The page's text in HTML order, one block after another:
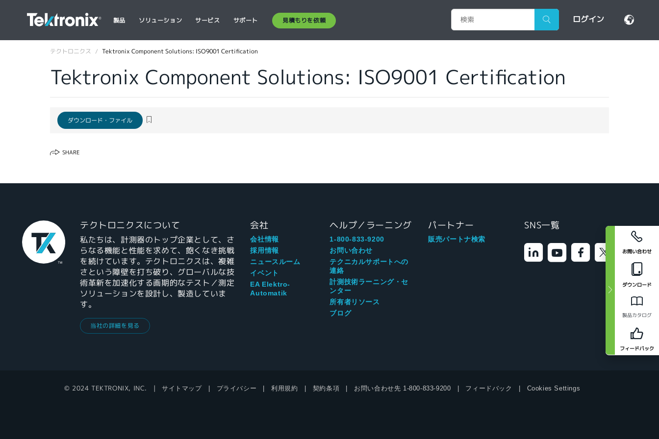
製品 ソリューション サービス サポート 見積もりを依頼 ログイン
お問い合わせ
ダウンロード
製品カタログ
フィードバック
テクトロニクス Tektronix Component Solutions: ISO9001 Certification
Tektronix Component Solutions: ISO9001 Certification
ダウンロード・ファイル
SHARE
テクトロニクスについて
私たちは、計測器のトップ企業として、さ
らなる機能と性能を求めて、飽くなき挑戦
を続けています。テクトロニクスは、複雑
さという障壁を打ち破り、グローバルな技
術革新を加速化する画期的なテスト／測定
ソリューションを設計し、製造していま
す。
当社の詳細を見る
会社
会社情報
採用情報
ニュースルーム
イベント
EA Elektro-
Automatik
ヘルプ／ラーニング
1-800-833-9200
お問い合わせ
テクニカルサポートへの
連絡
計測技術ラーニング・セ
ンター
所有者リソース
ブログ
パートナー
販売パートナ検索
SNS一覧
© 2024 TEKTRONIX, INC. サイトマップ プライバシー 利用規約 契約条項 お問い合わせ先 1-800-833-9200 フィードバック Cookies Settings